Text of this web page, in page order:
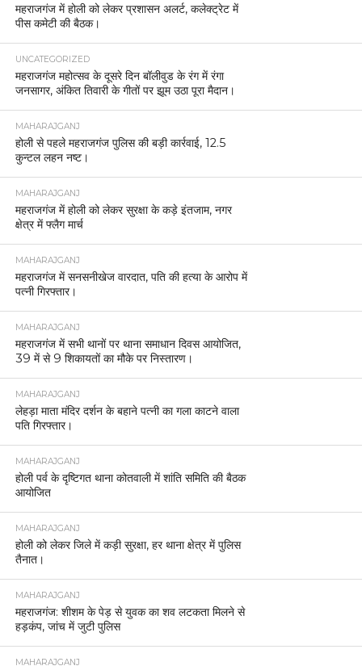
महराजगंज में होली को लेकर प्रशासन अलर्ट, कलेक्ट्रेट में
पीस कमेटी की बैठक।
UNCATEGORIZED
महराजगंज महोत्सव के दूसरे दिन बॉलीवुड के रंग में रंगा
जनसागर, अंकित तिवारी के गीतों पर झूम उठा पूरा मैदान।
MAHARAJGANJ
होली से पहले महराजगंज पुलिस की बड़ी कार्रवाई, 12.5
कुन्टल लहन नष्ट।
MAHARAJGANJ
महराजगंज में होली को लेकर सुरक्षा के कड़े इंतजाम, नगर
क्षेत्र में फ्लैग मार्च
MAHARAJGANJ
महराजगंज में सनसनीखेज वारदात, पति की हत्या के आरोप में
पत्नी गिरफ्तार।
MAHARAJGANJ
महराजगंज में सभी थानों पर थाना समाधान दिवस आयोजित,
39 में से 9 शिकायतों का मौके पर निस्तारण।
MAHARAJGANJ
लेहड़ा माता मंदिर दर्शन के बहाने पत्नी का गला काटने वाला
पति गिरफ्तार।
MAHARAJGANJ
होली पर्व के दृष्टिगत थाना कोतवाली में शांति समिति की बैठक
आयोजित
MAHARAJGANJ
होली को लेकर जिले में कड़ी सुरक्षा, हर थाना क्षेत्र में पुलिस
तैनात।
MAHARAJGANJ
महराजगंज: शीशम के पेड़ से युवक का शव लटकता मिलने से
हड़कंप, जांच में जुटी पुलिस
MAHARAJGANJ